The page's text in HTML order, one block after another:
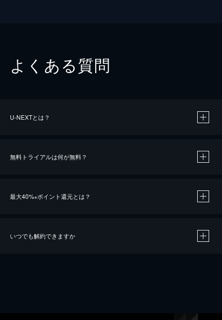
よくある質問
U-NEXTとは？
無料トライアルは何が無料？
最大40%※ポイント還元とは？
いつでも解約できますか